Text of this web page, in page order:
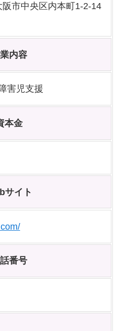
市中央区内本町1-2-14
内容
害児支援
本金
サイト
番号